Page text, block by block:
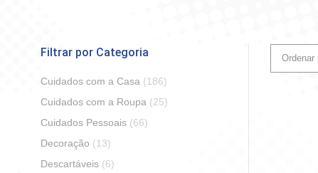
Filtrar por Categoria
Cuidados com a Casa (186)
Cuidados com a Roupa (25)
Cuidados Pessoais (66)
Decoração (13)
Descartáveis (6)